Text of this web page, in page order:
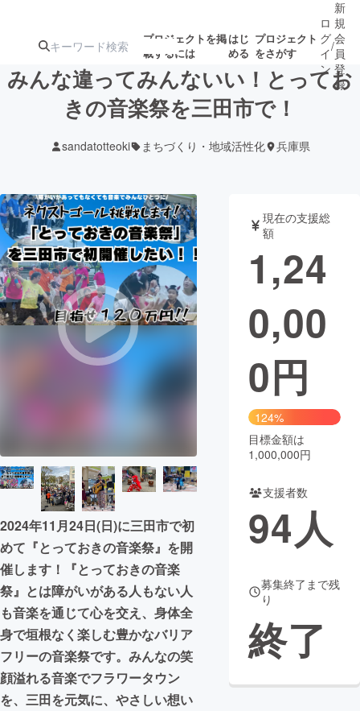
プロジェクトを掲
載するには
はじ
める
プロジェクト
をさがす
ターン
ジェクト
募集終了が近いプ
ロジェクト
もうすぐ公開
されます
アート・写真 音楽
テクノロジー・ガジェット ゲーム・サ
映像・映画
ビジネス・起業
CAMPFIRE Creation
CAMPFIREふるさと納税machi-ya コミュニティ
ロ
グ
イ
ン
/
新
規
会
員
登
録
みんな違ってみんないい！とってお
きの音楽祭を三田市で！
sandatotteoki まちづくり・地域活性化 兵庫県
2024年11月24日(日)に三田市で初
めて『とっておきの音楽祭』を開
催します！『とっておきの音楽
祭』とは障がいがある人もない人
も音楽を通じて心を交え、身体全
身で垣根なく楽しむ豊かなバリア
フリーの音楽祭です。みんなの笑
顔溢れる音楽でフラワータウン
を、三田を元気に、やさしい想い
現在の支援総
額
1,24
0,00
0円
124%
目標金額は
1,000,000円
支援者数
94人
募集終了まで残
り
終了